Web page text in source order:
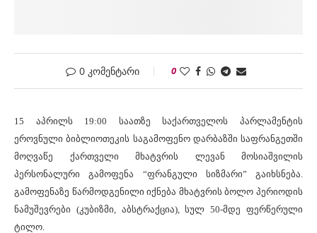
0 კომენტარი 0
15 აპრილს 19:00 საათზე საქართველოს პარლამენტის
ეროვნული ბიბლიოთეკის საგამოფენო დარბაზში საფრანგეთში
მოღვაწე ქართველი მხატვრის ლევან მოსიაშვილის
პერსონალური გამოფენა “ფრანგული სიზმარი” გაიხსნება.
გამოფენაზე წარმოდგენილი იქნება მხატვრის ბოლო პერიოდის
ნამუშევრები (კუბიზმი, აბსტრაქცია), სულ 50-მდე ფერწერული
ტილო.